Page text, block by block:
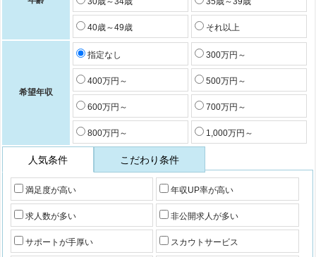
40歳～49歳 それ以上
希望年収
指定なし 300万円～
400万円～ 500万円～
600万円～ 700万円～
800万円～ 1,000万円～
人気条件 こだわり条件
満足度が高い 年収UP率が高い
求人数が多い 非公開求人が多い
サポートが手厚い スカウトサービス